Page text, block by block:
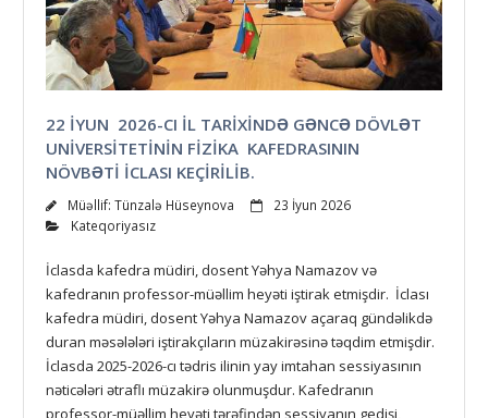
22 İYUN 2026-CI İL TARİXİNDƏ GƏNCƏ DÖVLƏT
UNİVERSİTETİNİN FİZİKA KAFEDRASININ
NÖVBƏTİ İCLASI KEÇİRİLİB.
Müəllif: Tünzalə Hüseynova
23 İyun 2026
Kateqoriyasız
İclasda kafedra müdiri, dosent Yəhya Namazov və
kafedranın professor-müəllim heyəti iştirak etmişdir. İclası
kafedra müdiri, dosent Yəhya Namazov açaraq gündəlikdə
duran məsələləri iştirakçıların müzakirəsinə təqdim etmişdir.
İclasda 2025-2026-cı tədris ilinin yay imtahan sessiyasının
nəticələri ətraflı müzakirə olunmuşdur. Kafedranın
professor-müəllim heyəti tərəfindən sessiyanın gedişi,